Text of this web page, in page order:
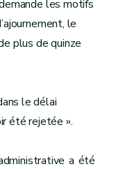
les motifs
le
plus de quinze
le délai
été rejetée ».
a été